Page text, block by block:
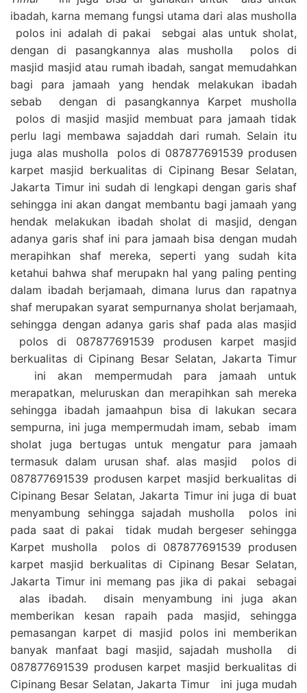
ibadah, karna memang fungsi utama dari alas musholla
polos ini adalah di pakai sebgai alas untuk sholat,
dengan di pasangkannya alas musholla polos di
masjid masjid atau rumah ibadah, sangat memudahkan
bagi para jamaah yang hendak melakukan ibadah
sebab dengan di pasangkannya Karpet musholla
polos di masjid masjid membuat para jamaah tidak
perlu lagi membawa sajaddah dari rumah. Selain itu
juga alas musholla polos di 087877691539 produsen
karpet masjid berkualitas di Cipinang Besar Selatan,
Jakarta Timur ini sudah di lengkapi dengan garis shaf
sehingga ini akan dangat membantu bagi jamaah yang
hendak melakukan ibadah sholat di masjid, dengan
adanya garis shaf ini para jamaah bisa dengan mudah
merapihkan shaf mereka, seperti yang sudah kita
ketahui bahwa shaf merupakn hal yang paling penting
dalam ibadah berjamaah, dimana lurus dan rapatnya
shaf merupakan syarat sempurnanya sholat berjamaah,
sehingga dengan adanya garis shaf pada alas masjid
polos di 087877691539 produsen karpet masjid
berkualitas di Cipinang Besar Selatan, Jakarta Timur
ini akan mempermudah para jamaah untuk
merapatkan, meluruskan dan merapihkan sah mereka
sehingga ibadah jamaahpun bisa di lakukan secara
sempurna, ini juga mempermudah imam, sebab imam
sholat juga bertugas untuk mengatur para jamaah
termasuk dalam urusan shaf. alas masjid polos di
087877691539 produsen karpet masjid berkualitas di
Cipinang Besar Selatan, Jakarta Timur ini juga di buat
menyambung sehingga sajadah musholla polos ini
pada saat di pakai tidak mudah bergeser sehingga
Karpet musholla polos di 087877691539 produsen
karpet masjid berkualitas di Cipinang Besar Selatan,
Jakarta Timur ini memang pas jika di pakai sebagai
alas ibadah. disain menyambung ini juga akan
memberikan kesan rapaih pada masjid, sehingga
pemasangan karpet di masjid polos ini memberikan
banyak manfaat bagi masjid, sajadah musholla di
087877691539 produsen karpet masjid berkualitas di
Cipinang Besar Selatan, Jakarta Timur ini juga mudah